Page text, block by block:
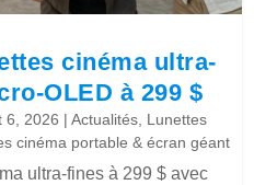
cinéma ultra-
OLED à 299 $
6, 2026 |Actualités, Lunettes
cinéma portable & écran géant
ultra-fines à 299 $ avec